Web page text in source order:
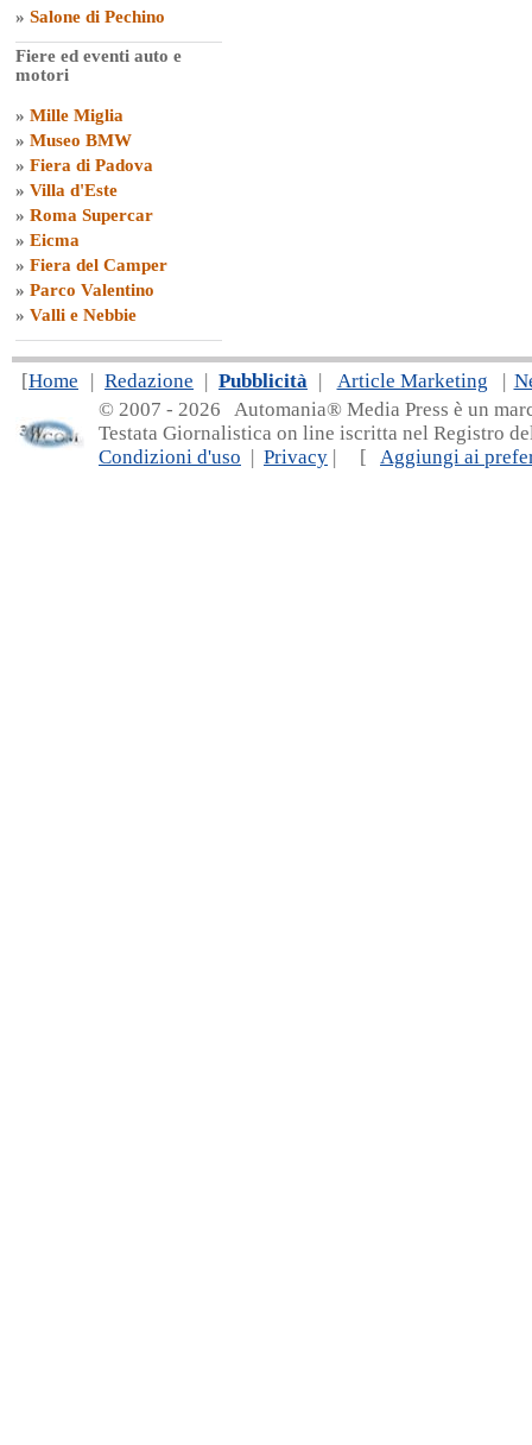
» Salone di Pechino
Fiere ed eventi auto e
motori
» Mille Miglia
» Museo BMW
» Fiera di Padova
» Villa d'Este
» Roma Supercar
» Eicma
» Fiera del Camper
» Parco Valentino
» Valli e Nebbie
[Home | Redazione | Pubblicità | Article Marketing |
© 2007 - 2026 Automania® Media Press è un
Testata Giornalistica on line iscritta nel Registro
Condizioni d'uso | Privacy | [ Aggiungi ai